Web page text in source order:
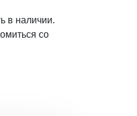
в наличии.
со